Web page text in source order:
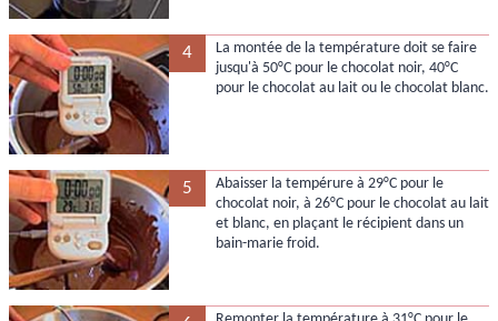
4
La montée de la température doit se faire
jusqu'à 50°C pour le chocolat noir, 40°C
pour le chocolat au lait ou le chocolat blanc.
5
Abaisser la tempérure à 29°C pour le
chocolat noir, à 26°C pour le chocolat au lait
et blanc, en plaçant le récipient dans un
bain-marie froid.